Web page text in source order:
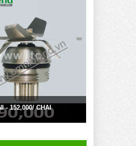
giá: 56,000/ lon
giá: 55,000/ lon
giá: 72,000/ lon...
- 152,000/ CHAI